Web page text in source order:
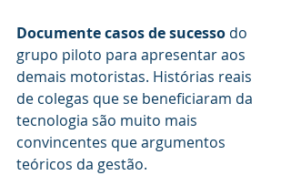
Documente casos de sucesso do
grupo piloto para apresentar aos
demais motoristas. Histórias reais
de colegas que se beneficiaram da
tecnologia são muito mais
convincentes que argumentos
teóricos da gestão.